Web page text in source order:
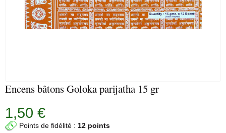
Encens bâtons Goloka parijatha 15 gr
1,50 €
Points de fidélité : 12 points